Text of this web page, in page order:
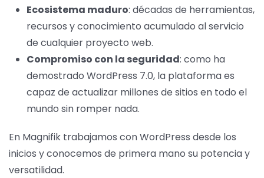
Ecosistema maduro: décadas de herramientas,
recursos y conocimiento acumulado al servicio
de cualquier proyecto web.
Compromiso con la seguridad: como ha
demostrado WordPress 7.0, la plataforma es
capaz de actualizar millones de sitios en todo el
mundo sin romper nada.
En Magnifik trabajamos con WordPress desde los
inicios y conocemos de primera mano su potencia y
versatilidad.